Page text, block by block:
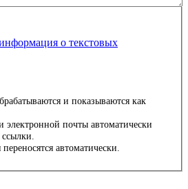
о текстовых
и показываются как
электронной почты автоматически
автоматически.